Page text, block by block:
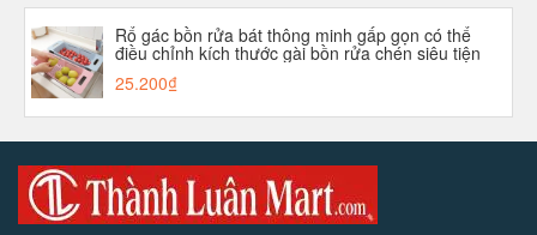
Rổ gác bồn rửa bát thông minh gấp gọn có thể
điều chỉnh kích thước gài bồn rửa chén siêu tiện
25.200₫